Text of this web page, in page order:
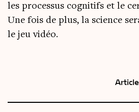
les pro­ces­sus cog­ni­tifs et le
Une fois de plus, la science
le jeu vidéo.